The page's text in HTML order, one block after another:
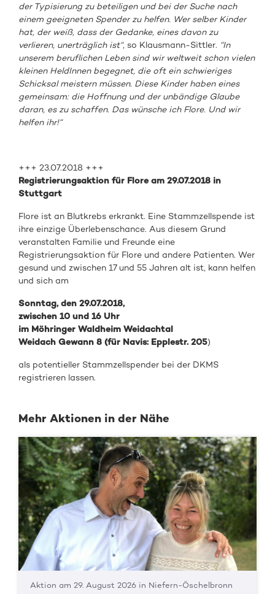
der Typisierung zu beteiligen und bei der Suche nach
einem geeigneten Spender zu helfen. Wer selber Kinder
hat, der weiß, dass der Gedanke, eines davon zu
verlieren, unerträglich ist“, so Klausmann-Sittler. “In
unserem beruflichen Leben sind wir weltweit schon vielen
kleinen HeldInnen begegnet, die oft ein schwieriges
Schicksal meistern müssen. Diese Kinder haben eines
gemeinsam: die Hoffnung und der unbändige Glaube
daran, es zu schaffen. Das wünsche ich Flore. Und wir
helfen ihr!“
+++ 23.07.2018 +++
Registrierungsaktion für Flore am 29.07.2018 in
Stuttgart
Flore ist an Blutkrebs erkrankt. Eine Stammzellspende ist
ihre einzige Überlebenschance. Aus diesem Grund
veranstalten Familie und Freunde eine
Registrierungsaktion für Flore und andere Patienten. Wer
gesund und zwischen 17 und 55 Jahren alt ist, kann helfen
und sich am
Sonntag, den 29.07.2018,
zwischen 10 und 16 Uhr
im Möhringer Waldheim Weidachtal
Weidach Gewann 8 (für Navis: Epplestr. 205)
als potentieller Stammzellspender bei der DKMS
registrieren lassen.
Mehr Aktionen in der Nähe
Aktion am 29. August 2026 in Niefern-Öschelbronn